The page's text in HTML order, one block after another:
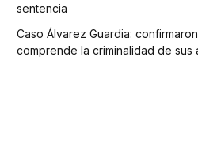
sentencia
Caso Álvarez Guardia:
comprende la criminalidad de sus